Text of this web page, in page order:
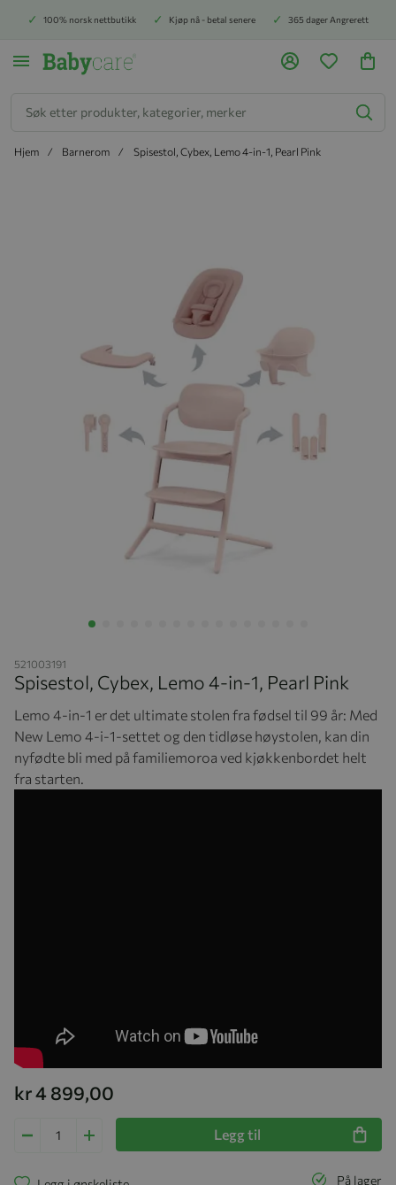
100% norsk nettbutikk Kjøp nå - betal senere 365 dager Angrerett
Hjem Barnerom Spisestol, Cybex, Lemo 4-in-1, Pearl Pink
521003191
Spisestol, Cybex, Lemo 4-in-1, Pearl Pink
Lemo 4-in-1 er det ultimate stolen fra fødsel til 99 år: Med
New Lemo 4-i-1-settet og den tidløse høystolen, kan din
nyfødte bli med på familiemoroa ved kjøkkenbordet helt
fra starten.
kr 4 899,00
Legg til
På lager